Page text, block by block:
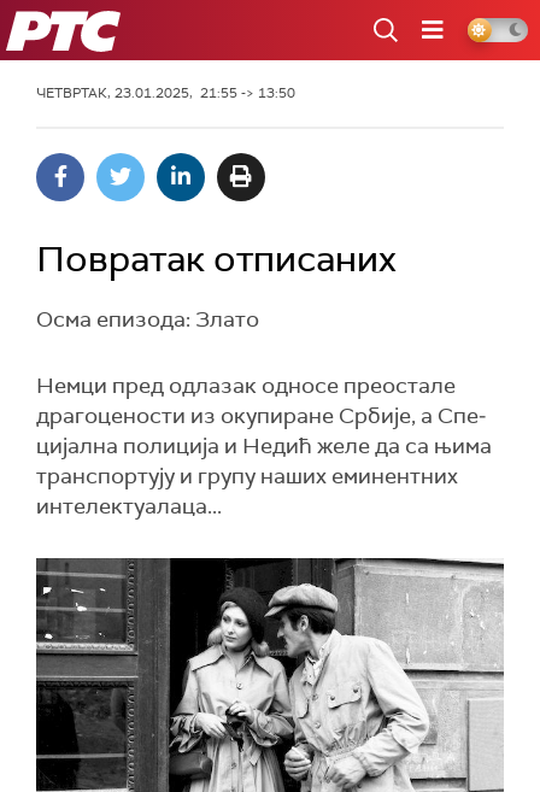
РТС
ЧЕТВРТАК, 23.01.2025, 21:55 -> 13:50
Повратак отписаних
Осма епизода: Злато
Немци пред одлазак односе преостале
драгоцености из окупиране Србије, а Спе­
цијална полиција и Недић желе да са њима
транспортују и групу наших еми­нен­тних
интелектуалаца...